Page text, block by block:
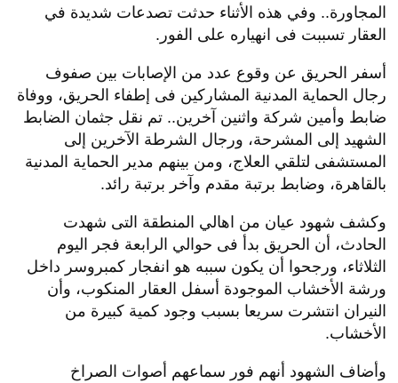
المجاورة.. وفي هذه الأثناء حدثت تصدعات شديدة في
العقار تسببت فى انهياره على الفور.
أسفر الحريق عن وقوع عدد من الإصابات بين صفوف
رجال الحماية المدنية المشاركين فى إطفاء الحريق، ووفاة
ضابط وأمين شركة واثنين آخرين.. تم نقل جثمان الضابط
الشهيد إلى المشرحة، ورجال الشرطة الآخرين إلى
المستشفى لتلقي العلاج، ومن بينهم مدير الحماية المدنية
بالقاهرة، وضابط برتبة مقدم وآخر برتبة رائد.
وكشف شهود عيان من اهالي المنطقة التى شهدت
الحادث، أن الحريق بدأ فى حوالي الرابعة فجر اليوم
الثلاثاء، ورجحوا أن يكون سببه هو انفجار كمبروسر داخل
ورشة الأخشاب الموجودة أسفل العقار المنكوب، وأن
النيران انتشرت سريعا بسبب وجود كمية كبيرة من
الأخشاب.
وأضاف الشهود أنهم فور سماعهم أصوات الصراخ